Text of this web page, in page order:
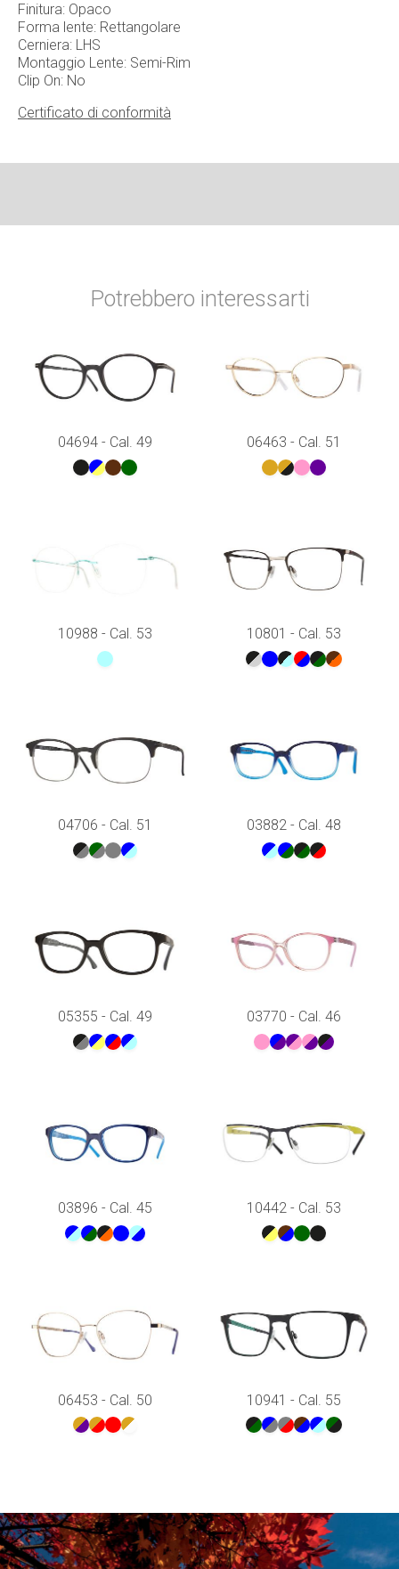
Finitura: Opaco
Forma lente: Rettangolare
Cerniera: LHS
Montaggio Lente: Semi-Rim
Clip On: No
Certificato di conformità
Potrebbero interessarti
04694 - Cal. 49 06463 - Cal. 51
10988 - Cal. 53 10801 - Cal. 53
04706 - Cal. 51 03882 - Cal. 48
05355 - Cal. 49 03770 - Cal. 46
03896 - Cal. 45 10442 - Cal. 53
06453 - Cal. 50 10941 - Cal. 55